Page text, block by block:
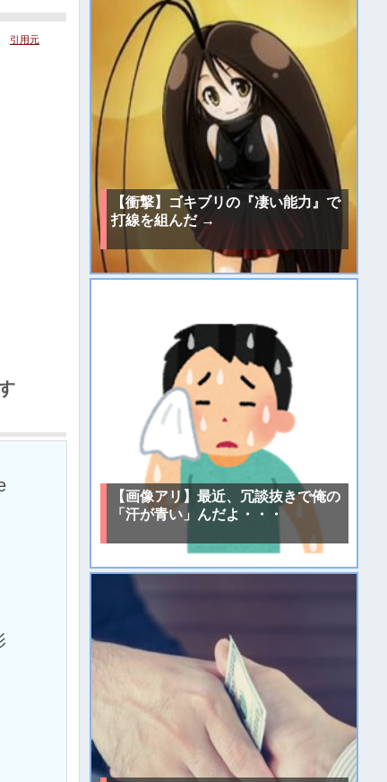
引用元
【衝撃】ゴキブリの『凄い能力』で
打線を組んだ →
【画像アリ】最近、冗談抜きで俺の
「汗が青い」んだよ・・・